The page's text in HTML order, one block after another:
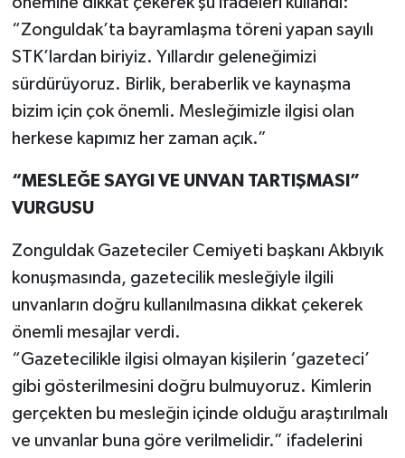
“Zonguldak’ta bayramlaşma töreni yapan sayılı
STK’lardan biriyiz. Yıllardır geleneğimizi
sürdürüyoruz. Birlik, beraberlik ve kaynaşma
bizim için çok önemli. Mesleğimizle ilgisi olan
herkese kapımız her zaman açık.”
“MESLEĞE SAYGI VE UNVAN TARTIŞMASI”
VURGUSU
Zonguldak Gazeteciler Cemiyeti başkanı Akbıyık
konuşmasında, gazetecilik mesleğiyle ilgili
unvanların doğru kullanılmasına dikkat çekerek
önemli mesajlar verdi.
“Gazetecilikle ilgisi olmayan kişilerin ‘gazeteci’
gibi gösterilmesini doğru bulmuyoruz. Kimlerin
gerçekten bu mesleğin içinde olduğu araştırılmalı
ve unvanlar buna göre verilmelidir.” ifadelerini